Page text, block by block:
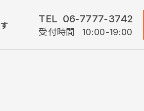
TEL 06-7777-3742
受付時間 10:00-19:00